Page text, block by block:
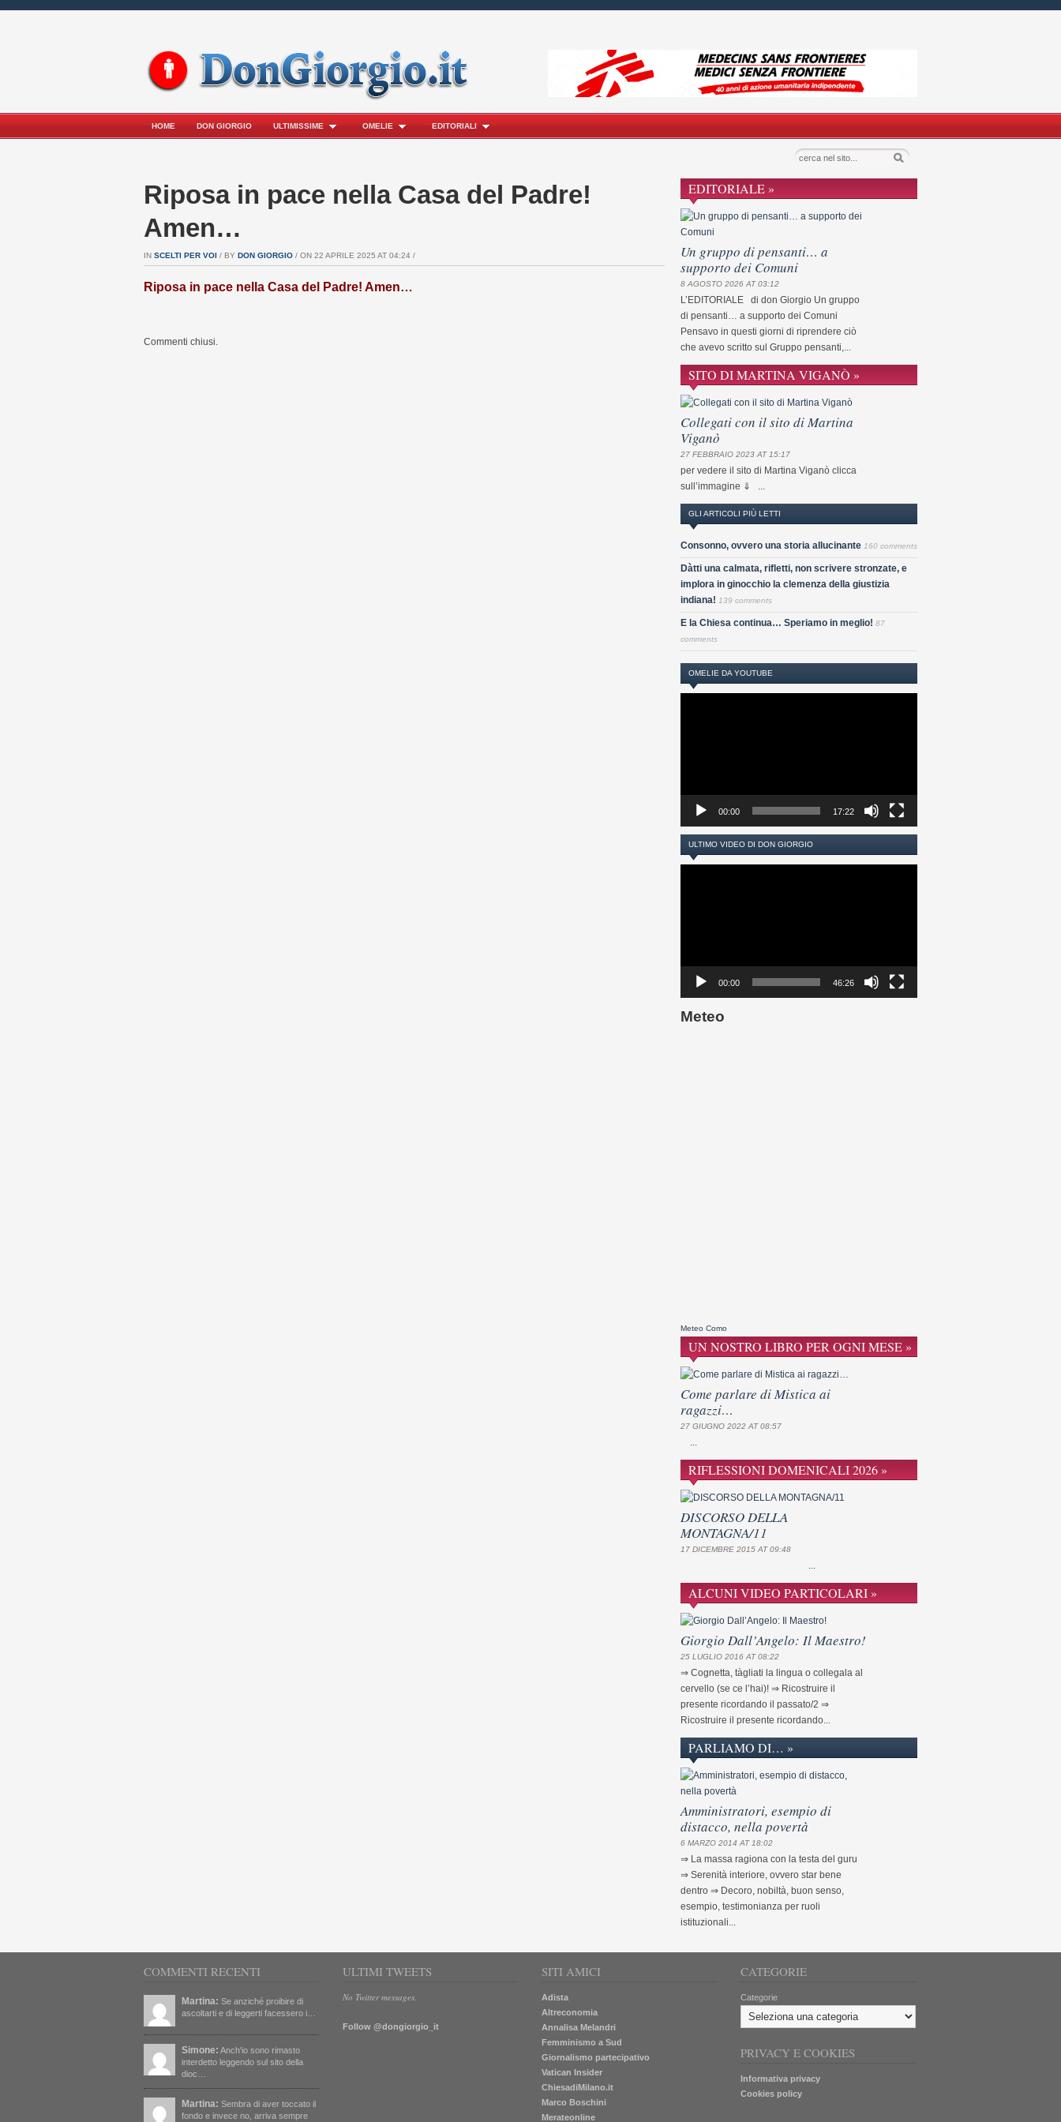
HOME DON GIORGIO ULTIMISSIME OMELIE EDITORIALI
Riposa in pace nella Casa del Padre!
Amen…
IN SCELTI PER VOI / BY DON GIORGIO / ON 22 APRILE 2025 AT 04:24 /
Riposa in pace nella Casa del Padre! Amen…
Commenti chiusi.
EDITORIALE »
Un gruppo di pensanti… a
supporto dei Comuni
8 AGOSTO 2026 AT 03:12
L’EDITORIALE di don Giorgio Un gruppo
di pensanti… a supporto dei Comuni
Pensavo in questi giorni di riprendere ciò
che avevo scritto sul Gruppo pensanti,...
SITO DI MARTINA VIGANÒ »
Collegati con il sito di Martina
Viganò
27 FEBBRAIO 2023 AT 15:17
per vedere il sito di Martina Viganò clicca
sull’immagine ⇓ ...
GLI ARTICOLI PIÙ LETTI
Consonno, ovvero una storia allucinante 160 comments
Dàtti una calmata, rifletti, non scrivere stronzate, e
implora in ginocchio la clemenza della giustizia
indiana! 139 comments
E la Chiesa continua… Speriamo in meglio! 87
comments
OMELIE DA YOUTUBE
00:00 17:22
ULTIMO VIDEO DI DON GIORGIO
00:00 46:26
Meteo
Meteo Como
UN NOSTRO LIBRO PER OGNI MESE »
Come parlare di Mistica ai
ragazzi…
27 GIUGNO 2022 AT 08:57
RIFLESSIONI DOMENICALI 2026 »
DISCORSO DELLA
MONTAGNA/11
17 DICEMBRE 2015 AT 09:48
ALCUNI VIDEO PARTICOLARI »
Giorgio Dall’Angelo: Il Maestro!
25 LUGLIO 2016 AT 08:22
⇒ Cognetta, tàgliati la lingua o collegala al
cervello (se ce l’hai)! ⇒ Ricostruire il
presente ricordando il passato/2 ⇒
Ricostruire il presente ricordando...
PARLIAMO DI… »
Amministratori, esempio di
distacco, nella povertà
6 MARZO 2014 AT 18:02
⇒ La massa ragiona con la testa del guru
⇒ Serenità interiore, ovvero star bene
dentro ⇒ Decoro, nobiltà, buon senso,
esempio, testimonianza per ruoli
istituzionali...
COMMENTI RECENTI
Martina: Se anziché proibire di
ascoltarti e di leggerti facessero i…
Simone: Anch'io sono rimasto
interdetto leggendo sul sito della
dioc…
Martina: Sembra di aver toccato il
fondo e invece no, arriva sempre
ULTIMI TWEETS
No Twitter messages.
Follow @dongiorgio_it
SITI AMICI
Adista
Altreconomia
Annalisa Melandri
Femminismo a Sud
Giornalismo partecipativo
Vatican Insider
ChiesadiMilano.it
Marco Boschini
Merateonline
CATEGORIE
Categorie
PRIVACY E COOKIES
Informativa privacy
Cookies policy